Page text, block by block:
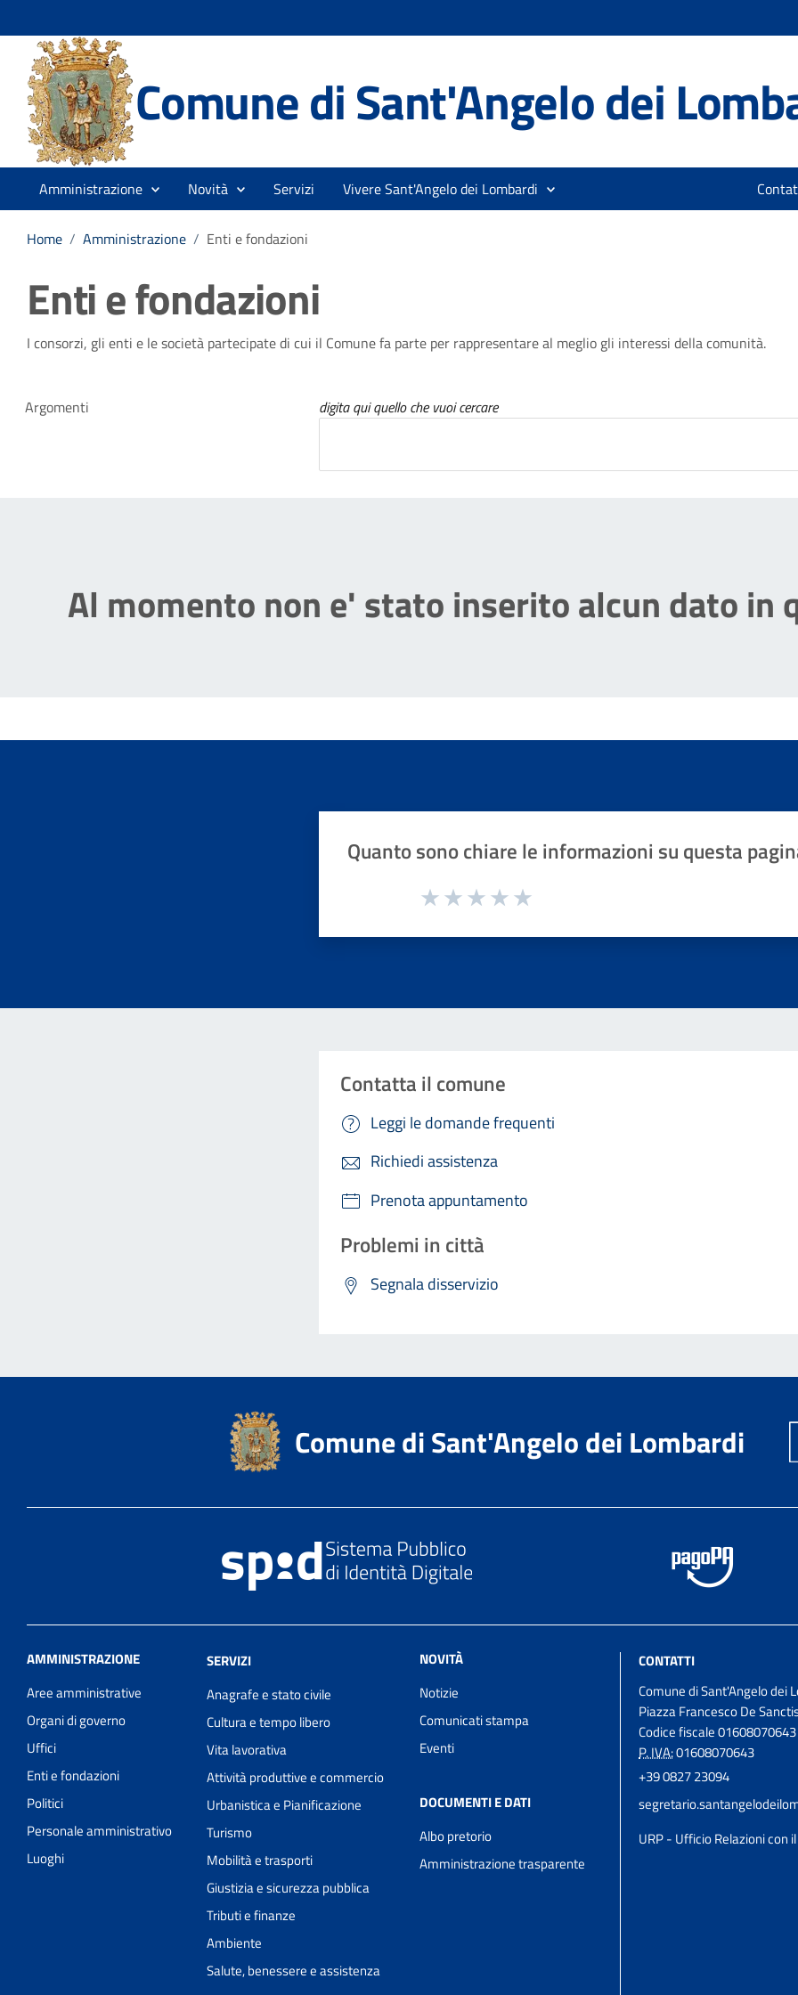
Comune di Sant'Angelo dei
Amministrazione Novità Servizi Vivere Sant'Angelo dei Lombardi
Home / Amministrazione / Enti e fondazioni
Enti e fondazioni
I consorzi, gli enti e le società partecipate di cui il Comune fa parte per rappresentare al meglio gli interessi della comunità.
Argomenti digita qui quello che vuoi cercare
Al momento non e' stato inserito alcun dato in
Quanto sono chiare le informazioni su questa
Valuta da 1 a 5 stelle la pagina
Contatta il comune
Leggi le domande frequenti
Richiedi assistenza
Prenota appuntamento
Problemi in città
Segnala disservizio
Comune di Sant'Angelo dei Lombardi
AMMINISTRAZIONE
Aree amministrative
Organi di governo
Uffici
Enti e fondazioni
Politici
Personale amministrativo
Luoghi
SERVIZI
Anagrafe e stato civile
Cultura e tempo libero
Vita lavorativa
Attività produttive e commercio
Urbanistica e Pianificazione
Turismo
Mobilità e trasporti
Giustizia e sicurezza pubblica
Tributi e finanze
Ambiente
Salute, benessere e assistenza
NOVITÀ
Notizie
Comunicati stampa
Eventi
DOCUMENTI E DATI
Albo pretorio
Amministrazione trasparente
CONTATTI
Comune di Sant'Angelo dei
Piazza Francesco De
Codice fiscale 01608070643
P. IVA:01608070643
+39 0827 23094
URP - Ufficio Relazioni con